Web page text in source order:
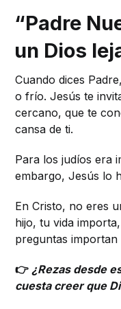
“Padre
un Dios
Cuando dices
o frío. Jesús te
cercano, que te
cansa de ti.
Para los judíos era
embargo, Jesús lo
En Cristo, no eres
hijo, tu vida
preguntas importan
👉 ¿Rezas desde
cuesta creer que